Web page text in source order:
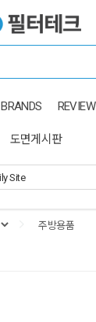
BRANDS REVIEW
도면게시판